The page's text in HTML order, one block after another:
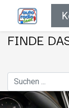
FINDE